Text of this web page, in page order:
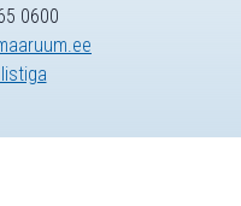
0600